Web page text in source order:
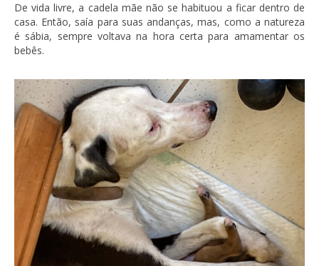
De vida livre, a cadela mãe não se habituou a ficar dentro de
casa. Então, saía para suas andanças, mas, como a natureza
é sábia, sempre voltava na hora certa para amamentar os
bebês.